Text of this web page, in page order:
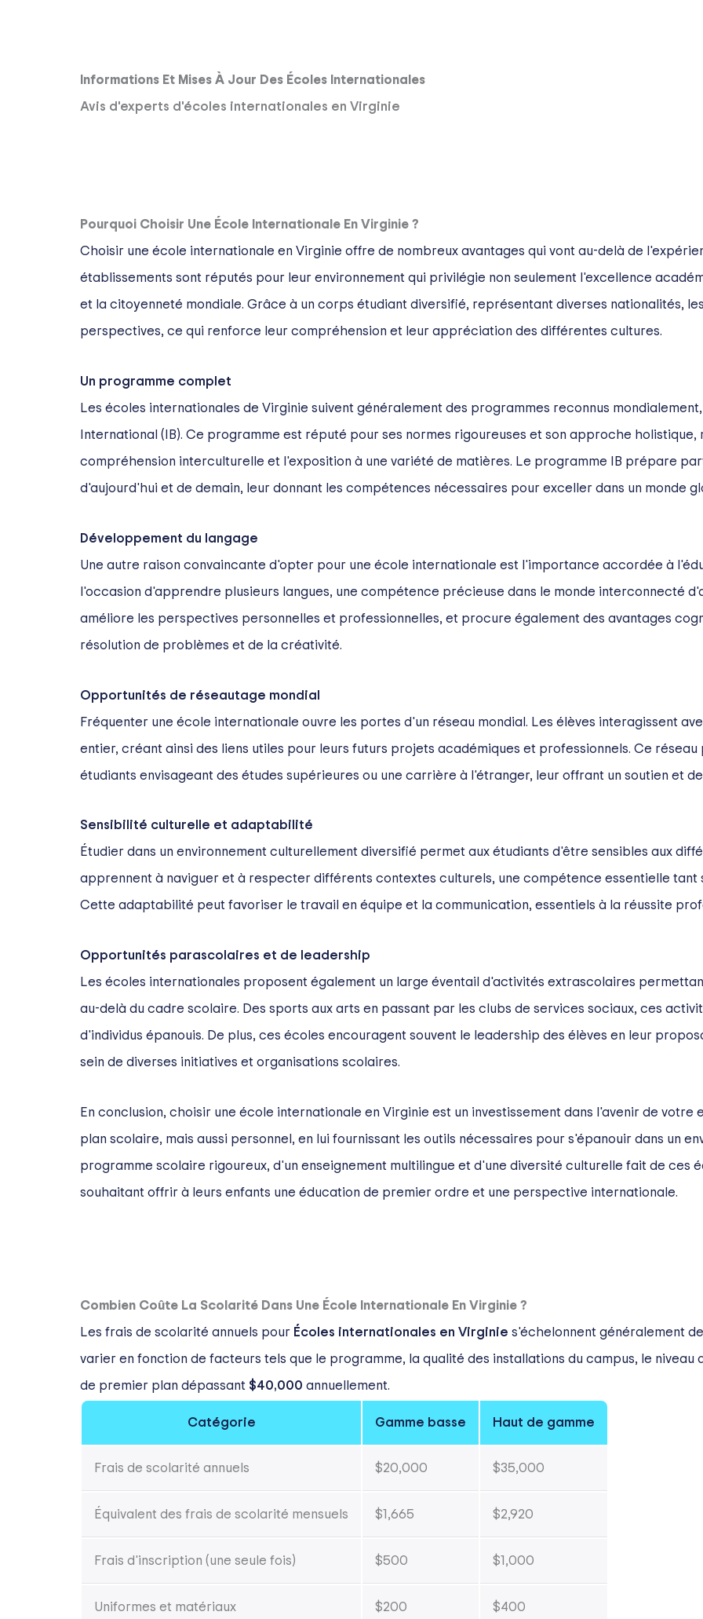
Informations Et Mises À Jour Des Écoles Internationales
Avis d'experts d'écoles internationales en Virginie
Pourquoi Choisir Une École Internationale En Virginie ?
Choisir une école internationale en Virginie offre de nombreux avantages qui vont au-delà de
établissements sont réputés pour leur environnement qui privilégie non seulement l'excellence
et la citoyenneté mondiale. Grâce à un corps étudiant diversifié, représentant diverses nationalités,
perspectives, ce qui renforce leur compréhension et leur appréciation des différentes cultures.
Un programme complet
Les écoles internationales de Virginie suivent généralement des programmes reconnus
International (IB). Ce programme est réputé pour ses normes rigoureuses et son approche
compréhension interculturelle et l'exposition à une variété de matières. Le programme IB prépare
d'aujourd'hui et de demain, leur donnant les compétences nécessaires pour exceller dans un monde
Développement du langage
Une autre raison convaincante d'opter pour une école internationale est l'importance accordée à
l'occasion d'apprendre plusieurs langues, une compétence précieuse dans le monde interconnecté
améliore les perspectives personnelles et professionnelles, et procure également des avantages
résolution de problèmes et de la créativité.
Opportunités de réseautage mondial
Fréquenter une école internationale ouvre les portes d'un réseau mondial. Les élèves interagissent
entier, créant ainsi des liens utiles pour leurs futurs projets académiques et professionnels. Ce
étudiants envisageant des études supérieures ou une carrière à l'étranger, leur offrant un soutien et
Sensibilité culturelle et adaptabilité
Étudier dans un environnement culturellement diversifié permet aux étudiants d'être sensibles aux
apprennent à naviguer et à respecter différents contextes culturels, une compétence essentielle tant
Cette adaptabilité peut favoriser le travail en équipe et la communication, essentiels à la réussite
Opportunités parascolaires et de leadership
Les écoles internationales proposent également un large éventail d'activités extrascolaires
au-delà du cadre scolaire. Des sports aux arts en passant par les clubs de services sociaux, ces
d'individus épanouis. De plus, ces écoles encouragent souvent le leadership des élèves en leur
sein de diverses initiatives et organisations scolaires.
En conclusion, choisir une école internationale en Virginie est un investissement dans l'avenir de votre
plan scolaire, mais aussi personnel, en lui fournissant les outils nécessaires pour s'épanouir dans un
programme scolaire rigoureux, d'un enseignement multilingue et d'une diversité culturelle fait de ces
souhaitant offrir à leurs enfants une éducation de premier ordre et une perspective internationale.
Combien Coûte La Scolarité Dans Une École Internationale En Virginie ?
Les frais de scolarité annuels pour Écoles internationales en Virginie s'échelonnent généralement de
varier en fonction de facteurs tels que le programme, la qualité des installations du campus, le
de premier plan dépassant $40,000 annuellement.
Catégorie Gamme basse Haut de gamme
Frais de scolarité annuels $20,000 $35,000
Équivalent des frais de scolarité mensuels $1,665 $2,920
Frais d'inscription (une seule fois) $500 $1,000
Uniformes et matériaux $200 $400